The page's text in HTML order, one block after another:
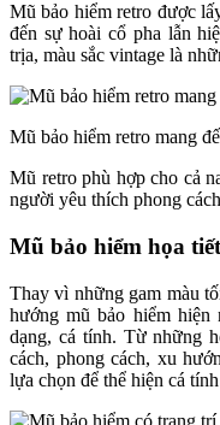
Mũ bảo hiểm retro được
đến sự hoài cổ pha lẫn
trịa, màu sắc vintage là
Mũ bảo hiểm retro mang
Mũ retro phù hợp cho cả
người yêu thích phong
Mũ bảo hiểm họa tiết
Thay vì những gam màu
hướng mũ bảo hiểm hiện
dạng, cá tính. Từ những
cách, phong cách, xu
lựa chọn để thể hiện cá